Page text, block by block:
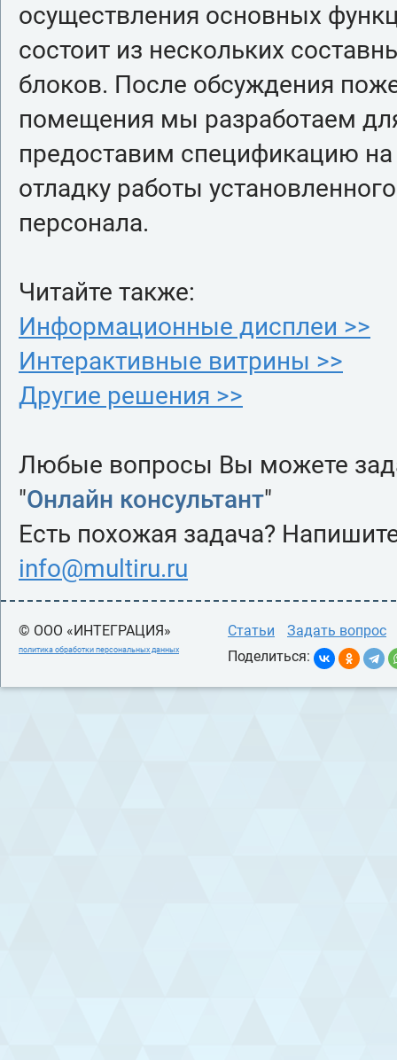
осуществления основных
состоит из нескольких
блоков. После обсуждения
помещения мы разработаем
предоставим спецификацию
отладку работы
персонала.
Читайте также:
Информационные дисплеи >>
Интерактивные витрины >>
Другие решения >>
Любые вопросы Вы можете
"Онлайн консультант"
Есть похожая задача?
info@multiru.ru
© ООО «ИНТЕГРАЦИЯ»
политика обработки персональных данных
Статьи
Задать вопрос
Поделиться: